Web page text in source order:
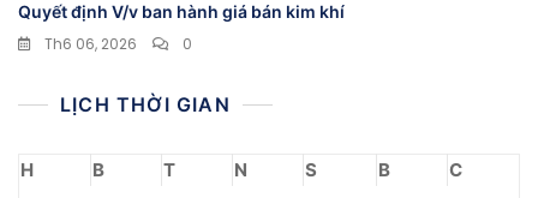
Quyết định V/v ban hành giá bán kim khí
Th6 06, 2026
0
LỊCH THỜI GIAN
H B T N S B C